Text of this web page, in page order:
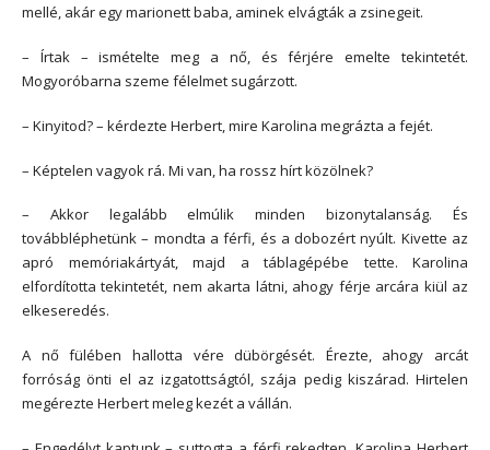
mellé, akár egy marionett baba, aminek elvágták a zsinegeit.
– Írtak – ismételte meg a nő, és férjére emelte tekintetét.
Mogyoróbarna szeme félelmet sugárzott.
– Kinyitod? – kérdezte Herbert, mire Karolina megrázta a fejét.
– Képtelen vagyok rá. Mi van, ha rossz hírt közölnek?
– Akkor legalább elmúlik minden bizonytalanság. És
továbbléphetünk – mondta a férfi, és a dobozért nyúlt. Kivette az
apró memóriakártyát, majd a táblagépébe tette. Karolina
elfordította tekintetét, nem akarta látni, ahogy férje arcára kiül az
elkeseredés.
A nő fülében hallotta vére dübörgését. Érezte, ahogy arcát
forróság önti el az izgatottságtól, szája pedig kiszárad. Hirtelen
megérezte Herbert meleg kezét a vállán.